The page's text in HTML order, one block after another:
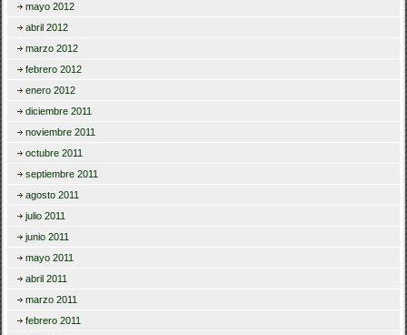
mayo 2012
abril 2012
marzo 2012
febrero 2012
enero 2012
diciembre 2011
noviembre 2011
octubre 2011
septiembre 2011
agosto 2011
julio 2011
junio 2011
mayo 2011
abril 2011
marzo 2011
febrero 2011